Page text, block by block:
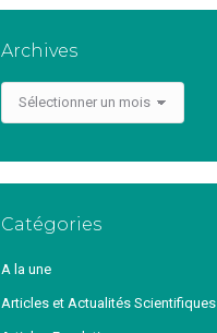
Archives
Archives
Catégories
A la une
Articles et Actualités Scientifiques